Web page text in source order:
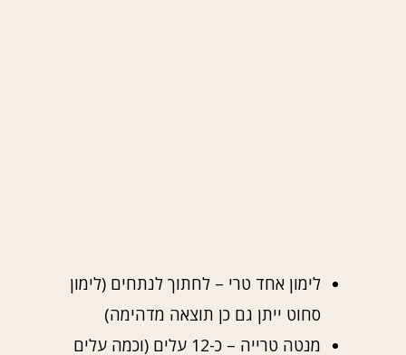
לימון אחד טרי – לחתוך לנתחים (לימון
סחוט ייתן גם כן תוצאה מדהימה)
מנטה טרייה – כ-12 עלים (וכמה עלים